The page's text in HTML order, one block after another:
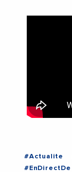
#Actualite
#EnDirectDe